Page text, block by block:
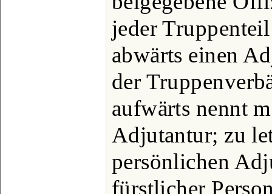
jeder
abwärts einen
der
aufwärts nennt
Adjutantur; zu
persönlichen
fürstlicher